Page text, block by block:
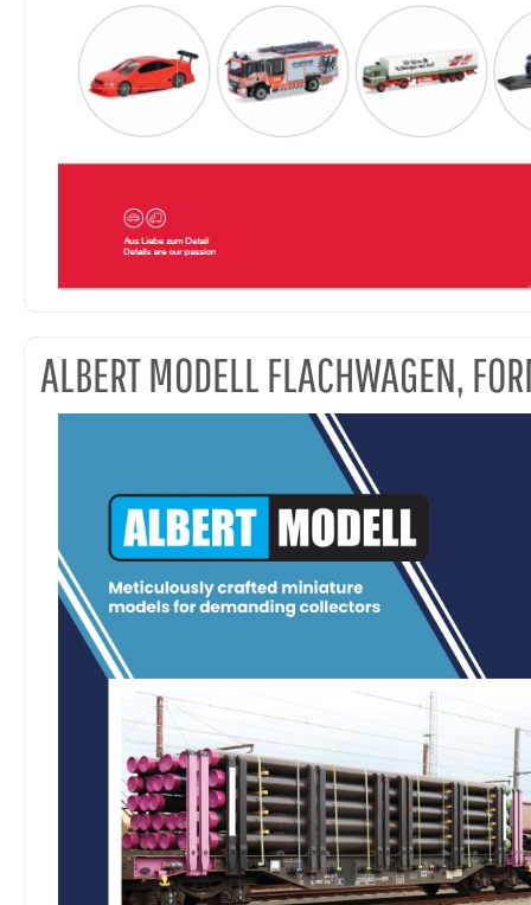
ALBERT MODELL FLACHWAGEN,